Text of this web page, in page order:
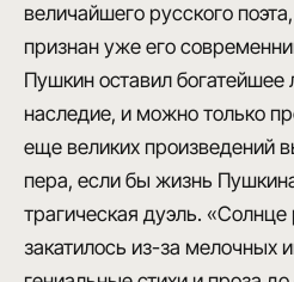
величайшего русского поэта
признан уже его
Пушкин оставил богатейшее
наследие, и можно только
еще великих произведений
пера, если бы жизнь
трагическая дуэль. «Солнце
закатилось из-за мелочных